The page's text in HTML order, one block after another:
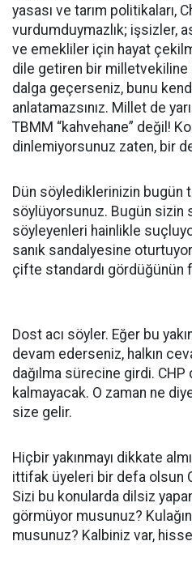
yasası ve tarım politikaları,
vurdumduymazlık; işsizler,
ve emekliler için hayat
dile getiren bir milletvekiline
dalga geçerseniz, bunu
anlatamazsınız. Millet de
TBMM “kahvehane” değil!
dinlemiyorsunuz zaten, bir
Dün söylediklerinizin bugün
söylüyorsunuz. Bugün sizin
söyleyenleri hainlikle
sanık sandalyesine
çifte standardı gördüğünün
Dost acı söyler. Eğer bu
devam ederseniz, halkın
dağılma sürecine girdi. CHP
kalmayacak. O zaman ne
size gelir.
Hiçbir yakınmayı dikkate
ittifak üyeleri bir defa olsun
Sizi bu konularda dilsiz
görmüyor musunuz?
musunuz? Kalbiniz var,